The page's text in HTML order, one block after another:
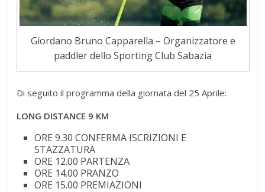
Giordano Bruno Capparella – Organizzatore e
paddler dello Sporting Club Sabazia
Di seguito il programma della giornata del 25 Aprile:
LONG DISTANCE 9 KM
ORE 9.30 CONFERMA ISCRIZIONI E
STAZZATURA
ORE 12.00 PARTENZA
ORE 14.00 PRANZO
ORE 15.00 PREMIAZIONI